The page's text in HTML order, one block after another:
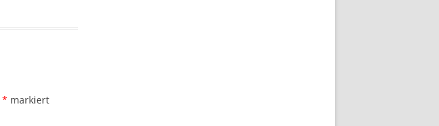
* markiert